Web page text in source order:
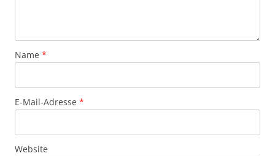
Name *
E-Mail-Adresse *
Website